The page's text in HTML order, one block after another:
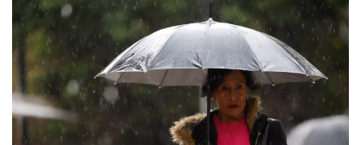
NTV
ACTUALIDAD Y TENDENCIAS
CORPORATIVO Y TRANSPARENCIA